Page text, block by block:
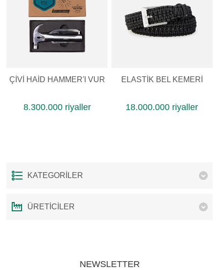
ÇIVI HAID HAMMER'I VUR
8.300.000 riyaller
ELASTIK BEL KEMERI
18.000.000 riyaller
KATEGORILER
ÜRETICILER
NEWSLETTER